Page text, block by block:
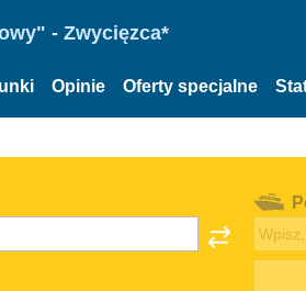
- Zwycięzca*
Opinie Oferty specjalne